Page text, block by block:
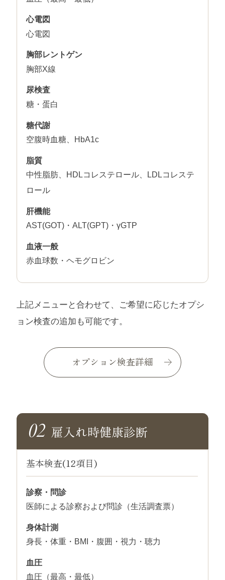
心電図
心電図
胸部レントゲン
胸部X線
尿検査
糖・蛋白
糖代謝
空腹時血糖、HbA1c
脂質
中性脂肪、HDLコレステロール、LDLコレステ
ロール
肝機能
AST(GOT)・ALT(GPT)・γGTP
血液一般
赤血球数・ヘモグロビン
上記メニューと合わせて、ご希望に応じたオプシ
ョン検査の追加も可能です。
オプション検査詳細
雇入れ時健康診断
基本検査(12項目)
診察・問診
医師による診察および問診（生活調査票）
身体計測
身長・体重・BMI・腹囲・視力・聴力
血圧
血圧（最高・最低）